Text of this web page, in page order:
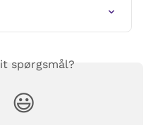
spørgsmål?
😃